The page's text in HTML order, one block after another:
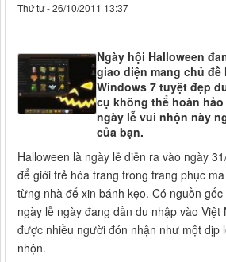
Thứ tư - 26/10/2011 13:37
Ngày hội Halloween
giao diện mang chủ đề
Windows 7 tuyệt đẹp
cụ không thể hoàn
ngày lễ vui nhộn này
của bạn.
Halloween là ngày lễ diễn ra vào ngày
để giới trẻ hóa trang trong trang phục
từng nhà để xin bánh kẹo. Có nguồn
ngày lễ ngày đang dần du nhập vào Việt
được nhiều người đón nhận như một dịp
nhộn.